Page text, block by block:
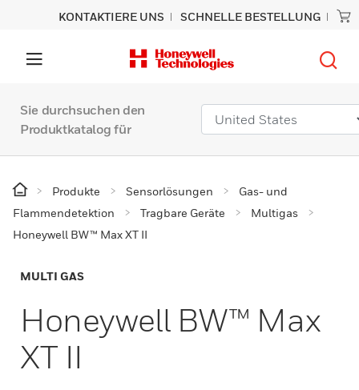
KONTAKTIERE UNS SCHNELLE BESTELLUNG
Sie durchsuchen den
Produktkatalog für
Produkte Sensorlösungen
Gas- und
Flammendetektion
Tragbare Geräte
Multigas
Honeywell BW™ Max XT II
MULTI GAS
Honeywell BW™ Max
XT II